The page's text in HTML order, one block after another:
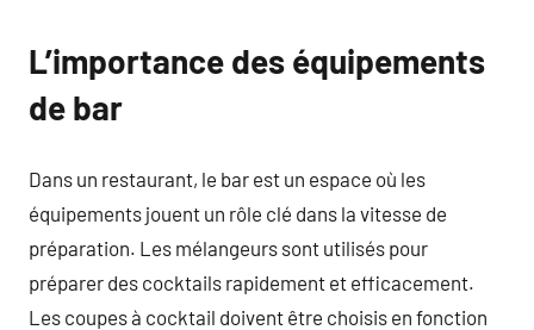
L’importance des équipements
de bar
Dans un restaurant, le bar est un espace où les
équipements jouent un rôle clé dans la vitesse de
préparation. Les mélangeurs sont utilisés pour
préparer des cocktails rapidement et efficacement.
Les coupes à cocktail doivent être choisis en fonction